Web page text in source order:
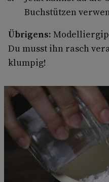
Buchstützen
Übrigens:
Du musst ihn rasch
klumpig!